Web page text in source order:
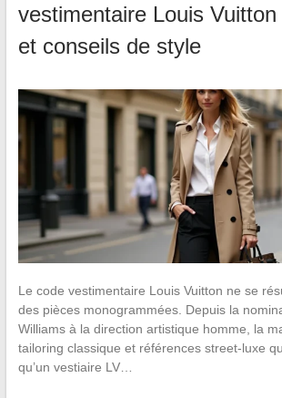
vestimentaire Louis
et conseils de style
Le code vestimentaire Louis Vuitton ne se
des pièces monogrammées. Depuis la
Williams à la direction artistique homme, la
tailoring classique et références street-luxe
qu’un vestiaire LV…